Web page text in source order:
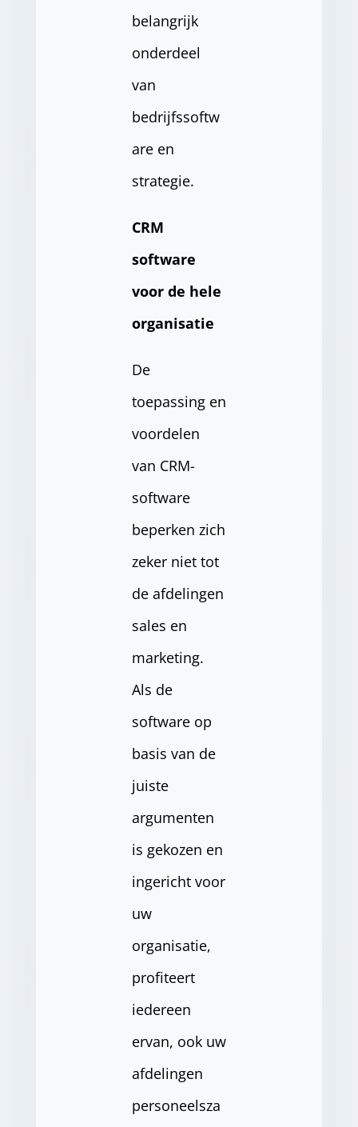
belangrijk
onderdeel
van
bedrijfssoftw
are en
strategie.
CRM
software
voor de hele
organisatie
De
toepassing en
voordelen
van CRM-
software
beperken zich
zeker niet tot
de afdelingen
sales en
marketing.
Als de
software op
basis van de
juiste
argumenten
is gekozen en
ingericht voor
uw
organisatie,
profiteert
iedereen
ervan, ook uw
afdelingen
personeelsza